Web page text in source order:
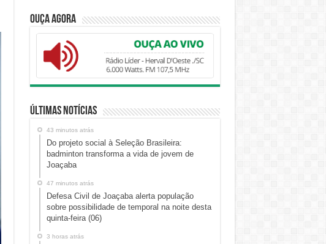
Ouça Agora
Últimas Notícias
43 minutos atrás
Do projeto social à Seleção Brasileira:
badminton transforma a vida de jovem de
Joaçaba
47 minutos atrás
Defesa Civil de Joaçaba alerta população
sobre possibilidade de temporal na noite desta
quinta-feira (06)
3 horas atrás